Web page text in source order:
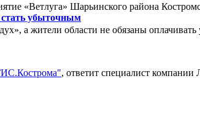
«Ветлуга» Шарьинского района
стать убыточным
а жители области не обязаны
, ответит специалист